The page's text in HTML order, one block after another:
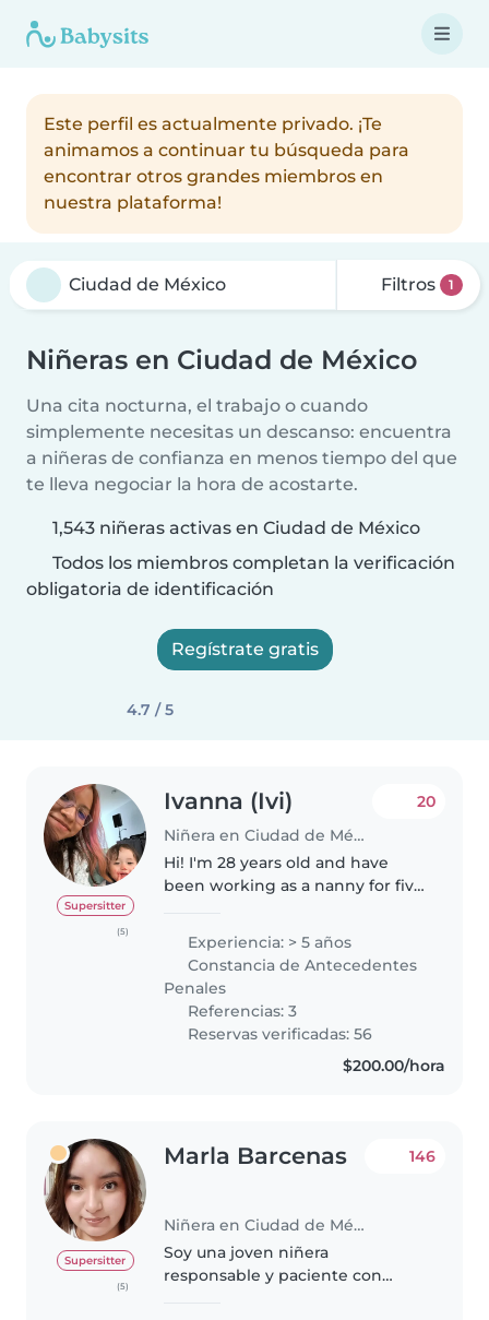
Este perfil es actualmente privado. ¡Te
animamos a continuar tu búsqueda para
encontrar otros grandes miembros en
nuestra plataforma!
Filtros 1
Niñeras en Ciudad de México
Una cita nocturna, el trabajo o cuando
simplemente necesitas un descanso: encuentra
a niñeras de confianza en menos tiempo del que
te lleva negociar la hora de acostarte.
1,543 niñeras activas en Ciudad de México
Todos los miembros completan la verificación
obligatoria de identificación
Regístrate gratis
4.7 / 5
Supersitter
(5)
Ivanna (Ivi)
Niñera en Ciudad de México
20
Hi! I'm 28 years old and have
been working as a nanny for five
planning engaging activities like
drawing, reading, painting,
singing, artsy projects...
Experiencia: > 5 años
Constancia de Antecedentes
Penales
Referencias: 3
Reservas verificadas: 56
$200.00/hora
Supersitter
(5)
Marla Barcenas
Niñera en Ciudad de México
146
Soy una joven niñera
responsable y paciente con